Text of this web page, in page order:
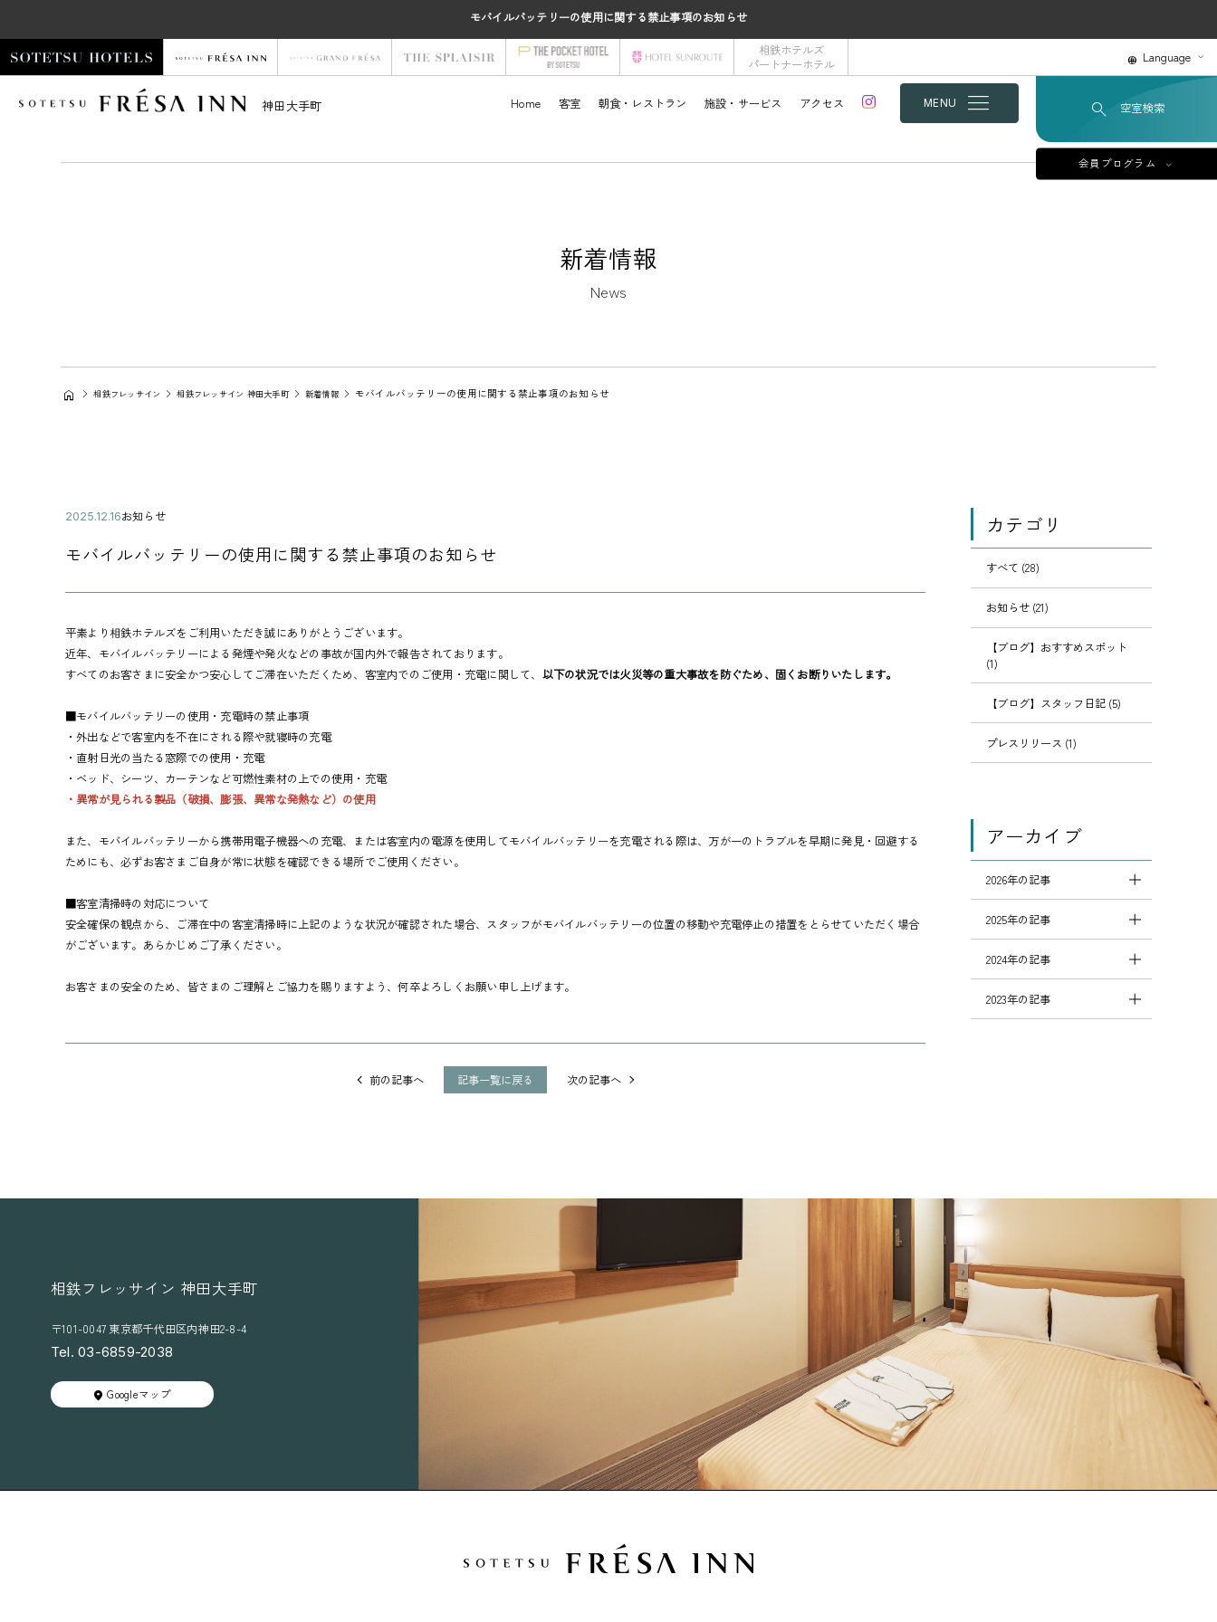
モバイルバッテリーの使用に関する禁止事項のお知らせ
相鉄ホテルズ
パートナーホテル
Language
神田大手町 Home 客室 朝食・レストラン 施設・サービス アクセス MENU 空室検索
会員プログラム
新着情報
News
相鉄フレッサイン 相鉄フレッサイン 神田大手町 新着情報 モバイルバッテリーの使用に関する禁止事項のお知らせ
モバイルバッテリーの使用に関する禁止事項のお知らせ
公
日
2
2
5
1
月
6
日
カ
ゴ
ー
お知らせ
平素より相鉄ホテルズをご利用いただき誠にありがとうございます。
近年、モバイルバッテリーによる発煙や発火などの事故が国内外で報告されております。
すべてのお客さまに安全かつ安心してご滞在いただくため、客室内でのご使用・充電に関して、 以下の状況では火災等の重大事故を防ぐため、固くお断りいたします。
■モバイルバッテリーの使用・充電時の禁止事項
・外出などで客室内を不在にされる際や就寝時の充電
・直射日光の当たる窓際での使用・充電
・ベッド、シーツ、カーテンなど可燃性素材の上での使用・充電
・異常が見られる製品（破損、膨張、異常な発熱など）の使用
また、モバイルバッテリーから携帯用電子機器への充電、または客室内の電源を使用してモバイルバッテリーを充電される際は、万が一のトラブルを早期に発見・回避する
ためにも、必ずお客さまご自身が常に状態を確認できる場所でご使用ください。
■客室清掃時の対応について
安全確保の観点から、ご滞在中の客室清掃時に上記のような状況が確認された場合、スタッフがモバイルバッテリーの位置の移動や充電停止の措置をとらせていただく場合
がございます。あらかじめご了承ください。
お客さまの安全のため、皆さまのご理解とご協力を賜りますよう、何卒よろしくお願い申し上げます。
前の記事へ 記事一覧に戻る 次の記事へ
カテゴリ
すべて (28)
お知らせ (21)
【ブログ】おすすめスポット
(1)
【ブログ】スタッフ日記 (5)
プレスリリース (1)
アーカイブ
2026年の記事
2025年の記事
2024年の記事
2023年の記事
相鉄フレッサイン 神田大手町
〒101-0047 東京都千代田区内神田2-8-4
Tel. 03-6859-2038
Googleマップ